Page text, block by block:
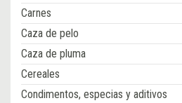
Carnes
Caza de pelo
Caza de pluma
Cereales
Condimentos, especias y aditivos